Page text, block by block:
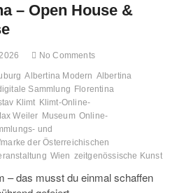
– Open House &
No Comments
Albertina Modern Albertina
Sammlung Florentina
Klimt Klimt-Online-
Weiler Museum Online-
und
der Österreichischen
Wien zeitgenössische Kunst
– das musst du einmal schaffen